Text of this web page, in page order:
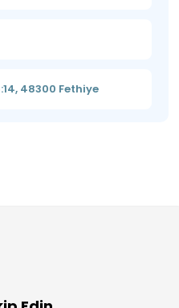
48300 Fethiye